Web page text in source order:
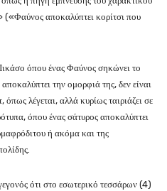
αποκαλύπτει κορίτσι που
όπου ένας Φαύνος σηκώνει το
την ομορφιά της, δεν είναι
λέγεται, αλλά κυρίως ταιριάζει σε
όπου ένας σάτυρος αποκαλύπτει
ή ακόμα και της
ότι στο εσωτερικό τεσσάρων (4)